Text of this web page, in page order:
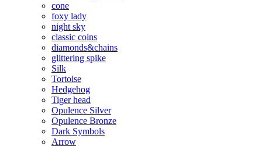
cone
foxy lady
night sky
classic coins
diamonds&chains
glittering spike
Silk
Tortoise
Hedgehog
Tiger head
Opulence Silver
Opulence Bronze
Dark Symbols
Arrow